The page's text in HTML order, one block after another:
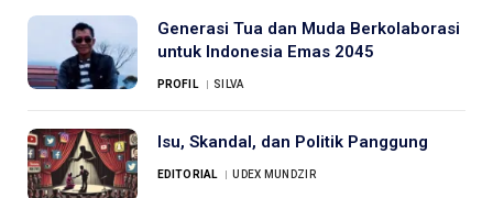
Generasi Tua dan Muda Berkolaborasi
untuk Indonesia Emas 2045
PROFIL SILVA
Isu, Skandal, dan Politik Panggung
EDITORIAL UDEX MUNDZIR